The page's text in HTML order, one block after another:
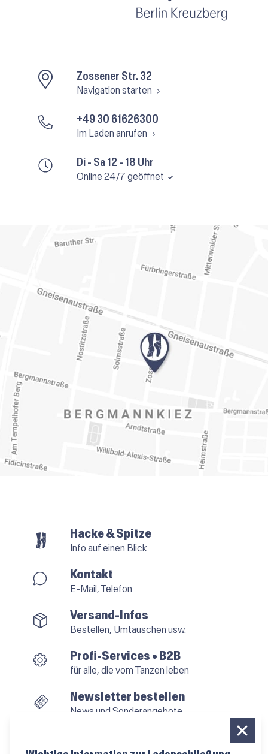
Di - Sa 12 - 18 Uhr
Online 24/7 geöffnet
Zossener Str. 32
Navigation starten
+49 30 61626300
Im Laden anrufen
Hacke & Spitze
Info auf einen Blick
Kontakt
E-Mail, Telefon
Versand-Infos
Bestellen, Umtauschen usw.
Profi-Services • B2B
für alle, die vom Tanzen leben
Newsletter bestellen
News und Sonderangebote
AGB•Impressum• Datenschutz